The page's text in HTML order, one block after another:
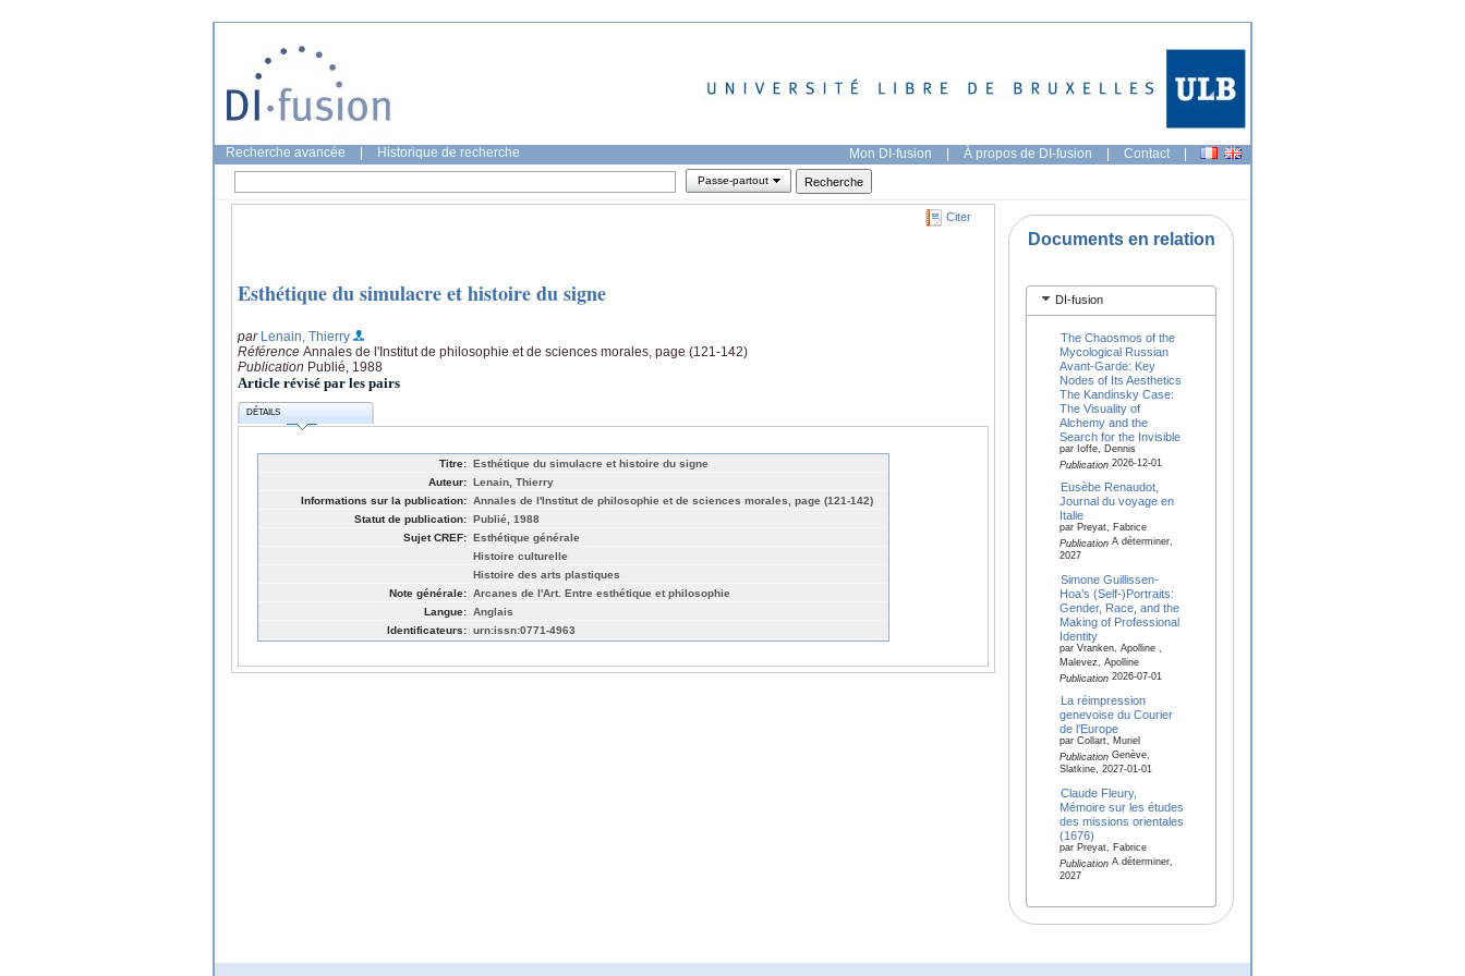
Recherche avancée Historique de recherche Mon DI-fusion | À propos de DI-fusion | Contact |
Passe-partout
Citer
Esthétique du simulacre et histoire du signe
par Lenain, Thierry
Référence Annales de l'Institut de philosophie et de sciences morales, page (121-142)
Publication Publié, 1988
Article révisé par les pairs
DÉTAILS
Titre: Esthétique du simulacre et histoire du signe
Auteur: Lenain, Thierry
Informations sur la publication: Annales de l'Institut de philosophie et de sciences morales, page (121-142)
Statut de publication: Publié, 1988
Sujet CREF: Esthétique générale
Histoire culturelle
Histoire des arts plastiques
Note générale: Arcanes de l'Art. Entre esthétique et philosophie
Langue: Anglais
Identificateurs: urn:issn:0771-4963
Documents en relation
DI-fusion
The Chaosmos of the
Mycological Russian
Avant-Garde: Key
Nodes of Its Aesthetics
The Kandinsky Case:
The Visuality of
Alchemy and the
Search for the Invisible
par Ioffe, Dennis
Publication2026-12-01
Eusèbe Renaudot,
Journal du voyage en
Italie
par Preyat, Fabrice
PublicationA déterminer,
2027
Simone Guillissen-
Hoa’s (Self-)Portraits:
Gender, Race, and the
Making of Professional
Identity
par Vranken, Apolline ,
Malevez, Apolline
Publication2026-07-01
La réimpression
genevoise du Courier
de l’Europe
par Collart, Muriel
PublicationGenève,
Slatkine, 2027-01-01
Claude Fleury,
Mémoire sur les études
des missions orientales
(1676)
par Preyat, Fabrice
PublicationA déterminer,
2027